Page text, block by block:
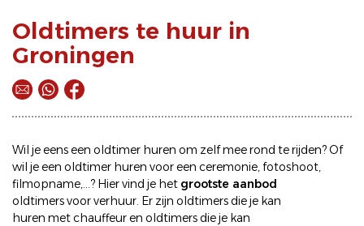
Oldtimers te huur in
Groningen
Wil je eens een oldtimer huren om zelf mee rond te rijden? Of
wil je een oldtimer huren voor een ceremonie, fotoshoot,
filmopname,...? Hier vind je het grootste aanbod
oldtimers voor verhuur. Er zijn oldtimers die je kan
huren met chauffeur en oldtimers die je kan